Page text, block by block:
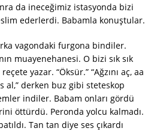
da ineceğimiz istasyonda bizi
ederlerdi. Babamla konuştular.
vagondaki furgona bindiler.
muayenehanesi. O bizi sık sık
yazar. “Öksür.” “Ağzını aç, aa
al,” derken buz gibi steteskop
indiler. Babam onları gördü
öttürdü. Peronda yolcu kalmadı.
Tan tan diye ses çıkardı